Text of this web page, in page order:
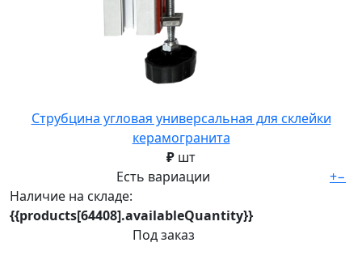
Струбцина угловая универсальная для склейки
керамогранита
₽ шт
Есть вариации
Наличие на складе:
{{products[64408].availableQuantity}}
Под заказ
+−